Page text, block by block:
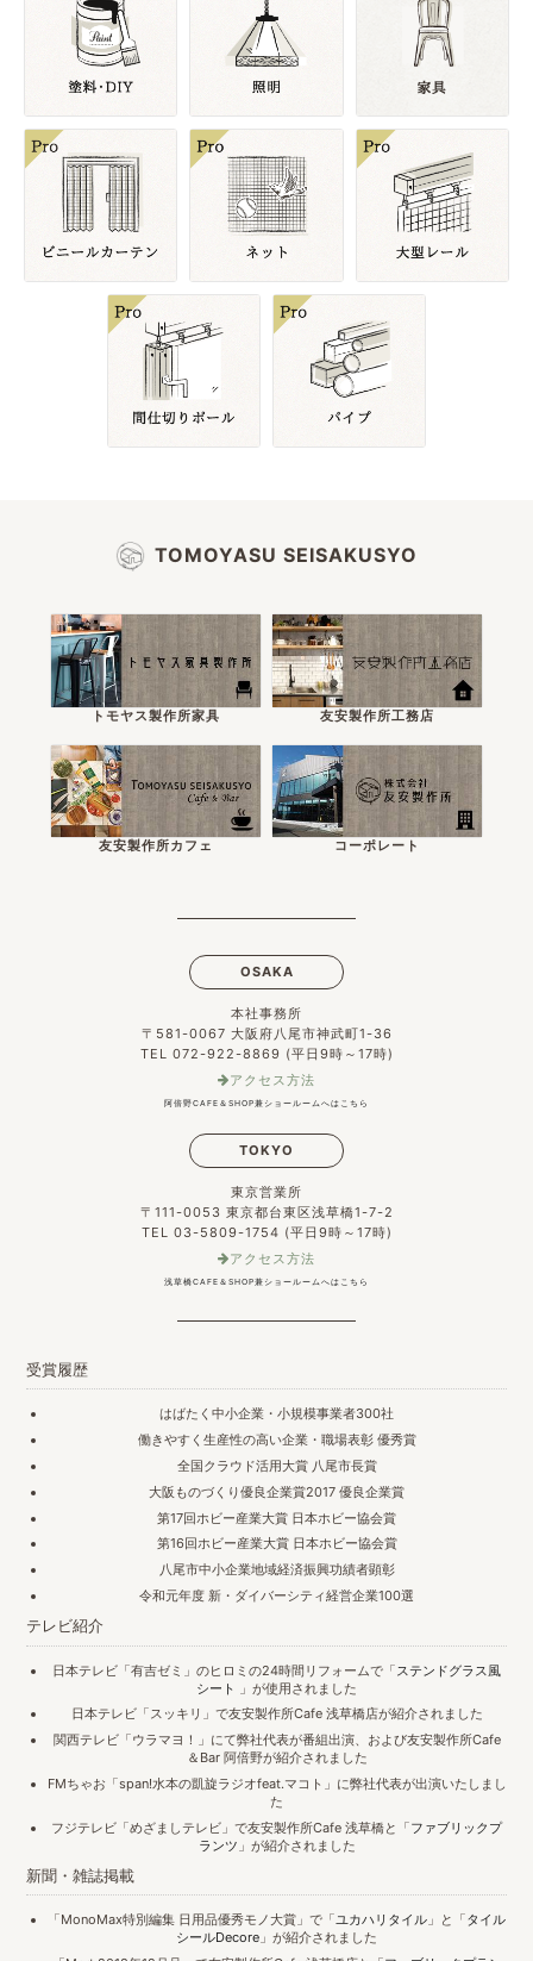
TOMOYASU SEISAKUSYO
トモヤス製作所家具 友安製作所工務店
友安製作所カフェ コーポレート
OSAKA
本社事務所
〒581-0067 大阪府八尾市神武町1-36
TEL 072-922-8869 (平日9時～17時)
アクセス方法
阿倍野CAFE＆SHOP兼ショールームへはこちら
TOKYO
東京営業所
〒111-0053 東京都台東区浅草橋1-7-2
TEL 03-5809-1754 (平日9時～17時)
アクセス方法
浅草橋CAFE＆SHOP兼ショールームへはこちら
受賞履歴
はばたく中小企業・小規模事業者300社
働きやすく生産性の高い企業・職場表彰 優秀賞
全国クラウド活用大賞 八尾市長賞
大阪ものづくり優良企業賞2017 優良企業賞
第17回ホビー産業大賞 日本ホビー協会賞
第16回ホビー産業大賞 日本ホビー協会賞
八尾市中小企業地域経済振興功績者顕彰
令和元年度 新・ダイバーシティ経営企業100選
テレビ紹介
日本テレビ「有吉ゼミ」のヒロミの24時間リフォームで「ステンドグラス風
シート
」が使用されました
日本テレビ「スッキリ」で友安製作所Cafe 浅草橋店が紹介されました
関西テレビ「ウラマヨ！」にて弊社代表が番組出演、および友安製作所Cafe
＆Bar 阿倍野が紹介されました
FMちゃお「span!水本の凱旋ラジオfeat.マコト」に弊社代表が出演いたしまし
た
フジテレビ「めざましテレビ」で友安製作所Cafe 浅草橋と「ファブリックプ
ランツ 」が紹介されました
新聞・雑誌掲載
「MonoMax特別編集 日用品優秀モノ大賞」で「ユカハリタイル 」と「タイル
シールDecore 」が紹介されました